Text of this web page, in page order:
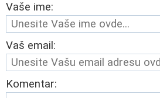
Vaše ime:
Vaš email:
Komentar: